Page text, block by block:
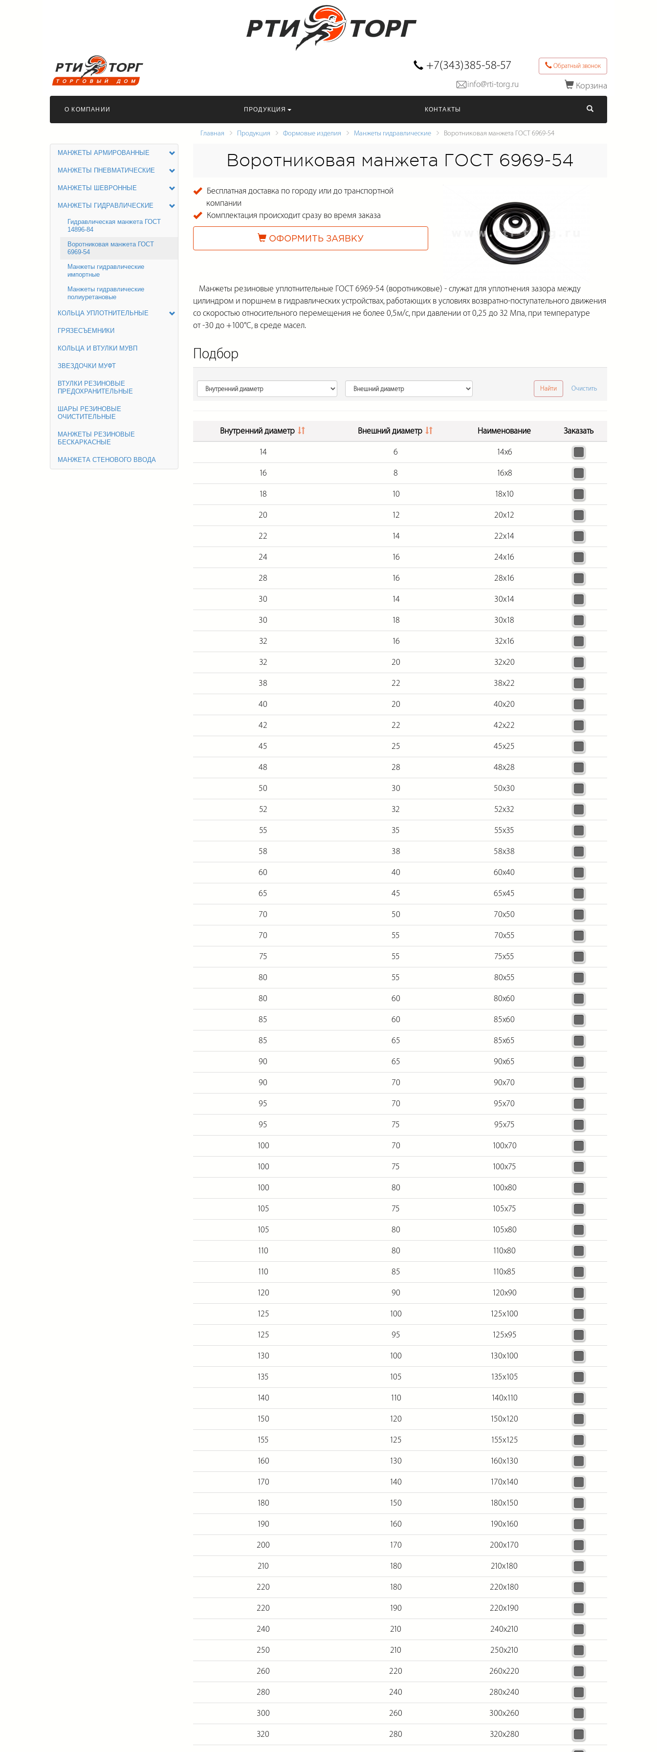
Обратный звонок
Корзина
Оформить заказ
+7(343)385-58-57
info@rti-torg.ru
О КОМПАНИИ ПРОДУКЦИЯ КОНТАКТЫ
Главная Продукция Формовые изделия Манжеты гидравлические Воротниковая манжета ГОСТ 6969-54
МАНЖЕТЫ АРМИРОВАННЫЕ
МАНЖЕТЫ ПНЕВМАТИЧЕСКИЕ
МАНЖЕТЫ ШЕВРОННЫЕ
МАНЖЕТЫ ГИДРАВЛИЧЕСКИЕ
Гидравлическая манжета ГОСТ
14896-84
Воротниковая манжета ГОСТ
6969-54
Манжеты гидравлические
импортные
Манжеты гидравлические
полиуретановые
КОЛЬЦА УПЛОТНИТЕЛЬНЫЕ
ГРЯЗЕСЪЕМНИКИ
КОЛЬЦА И ВТУЛКИ МУВП
ЗВЕЗДОЧКИ МУФТ
ВТУЛКИ РЕЗИНОВЫЕ
ПРЕДОХРАНИТЕЛЬНЫЕ
ШАРЫ РЕЗИНОВЫЕ
ОЧИСТИТЕЛЬНЫЕ
МАНЖЕТЫ РЕЗИНОВЫЕ
БЕСКАРКАСНЫЕ
МАНЖЕТА СТЕНОВОГО ВВОДА
Воротниковая манжета ГОСТ 6969-54
Бесплатная доставка по городу или до транспортной
компании
Комплектация происходит сразу во время заказа
ОФОРМИТЬ ЗАЯВКУ
Манжеты резиновые уплотнительные ГОСТ 6969-54 (воротниковые) - служат для уплотнения зазора между
цилиндром и поршнем в гидравлических устройствах, работающих в условиях возвратно-поступательного движения
со скоростью относительного перемещения не более 0,5м/с, при давлении от 0,25 до 32 Мпа, при температуре
от -30 до +100°С, в среде масел.
Подбор
Найти Очистить
Внутренний диаметр Внешний диаметр Наименование Заказать
14 6 14х6
16 8 16х8
18 10 18х10
20 12 20х12
22 14 22х14
24 16 24х16
28 16 28х16
30 14 30х14
30 18 30х18
32 16 32х16
32 20 32х20
38 22 38х22
40 20 40х20
42 22 42х22
45 25 45х25
48 28 48х28
50 30 50х30
52 32 52х32
55 35 55х35
58 38 58х38
60 40 60х40
65 45 65х45
70 50 70х50
70 55 70х55
75 55 75х55
80 55 80х55
80 60 80х60
85 60 85х60
85 65 85х65
90 65 90х65
90 70 90х70
95 70 95х70
95 75 95х75
100 70 100х70
100 75 100х75
100 80 100х80
105 75 105х75
105 80 105х80
110 80 110х80
110 85 110х85
120 90 120х90
125 100 125х100
125 95 125х95
130 100 130х100
135 105 135х105
140 110 140х110
150 120 150х120
155 125 155х125
160 130 160х130
170 140 170х140
180 150 180х150
190 160 190х160
200 170 200х170
210 180 210х180
220 180 220х180
220 190 220х190
240 210 240х210
250 210 250х210
260 220 260х220
280 240 280х240
300 260 300х260
320 280 320х280